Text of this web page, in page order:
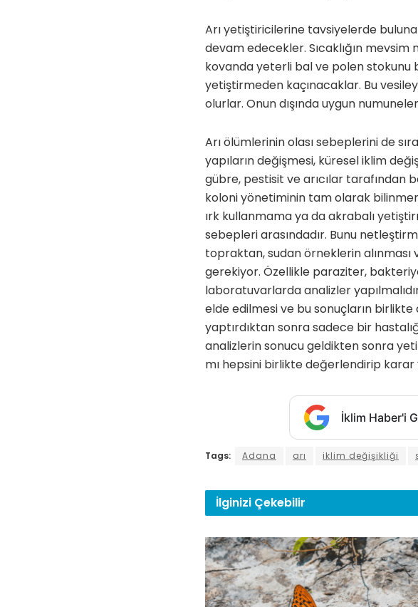
Arı yetiştiricilerine tavsiyelerde
devam edecekler. Sıcaklığın
kovanda yeterli bal ve polen stokunu
yetiştirmeden kaçınacaklar. Bu
olurlar. Onun dışında uygun
Arı ölümlerinin olası sebeplerini de
yapıların değişmesi, küresel iklim
gübre, pestisit ve arıcılar tarafından
koloni yönetiminin tam olarak
ırk kullanmama ya da akrabalı
sebepleri arasındadır. Bunu
topraktan, sudan örneklerin
gerekiyor. Özellikle paraziter,
laboratuvarlarda analizler
elde edilmesi ve bu sonuçların
yaptırdıktan sonra sadece bir
analizlerin sonucu geldikten sonra
mı hepsini birlikte değerlendirip karar
İklim Haber'i
Tags: Adana arı iklim değişikliği
İlginizi Çekebilir